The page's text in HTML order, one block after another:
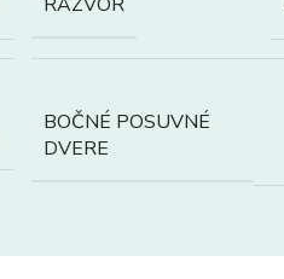
BOČNÉ POSUVNÉ
DVERE